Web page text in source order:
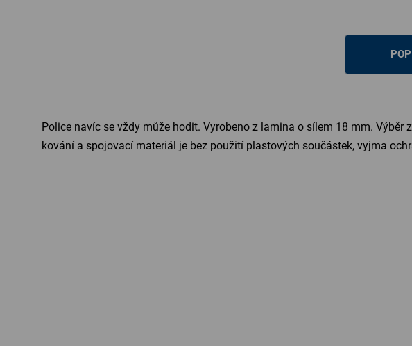
Police navíc se vždy může hodit. Vyrobeno z lamina o sílem 18 mm. Výběr
kování a spojovací materiál je bez použití plastových součástek, vyjma